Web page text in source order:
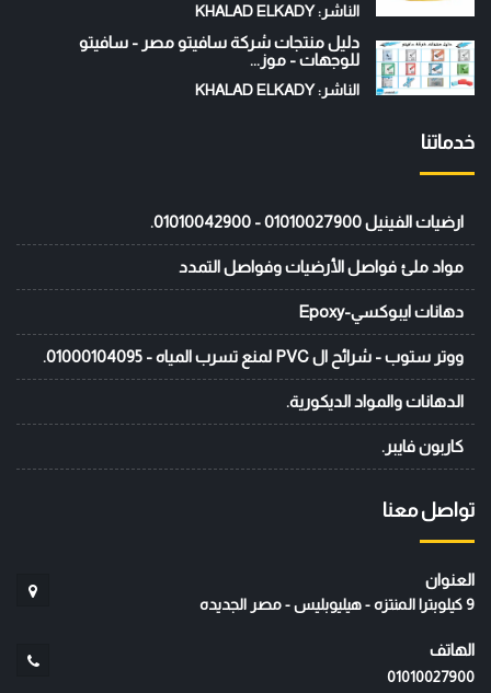
الناشر: KHALAD ELKADY
دليل منتجات شركة سافيتو مصر - سافيتو
للوجهات - موز...
الناشر: KHALAD ELKADY
خدماتنا
ارضيات الفينيل 01010027900 - 01010042900.
مواد ملئ فواصل الأرضيات وفواصل التمدد
دهانات ايبوكسي-Epoxy
ووتر ستوب - شرائح ال PVC لمنع تسرب المياه - 01000104095.
الدهانات والمواد الديكورية.
كاربون فايبر.
تواصل معنا
العنوان
9 كيلوبترا المنتزه - هيليوبليس - مصر الجديده
الهاتف
01010027900